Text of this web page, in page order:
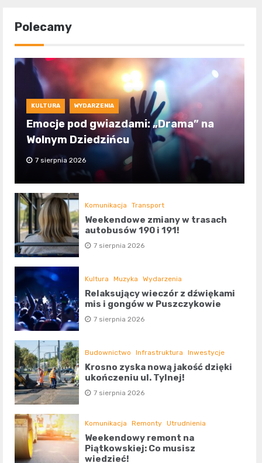
Polecamy
KULTURA WYDARZENIA
Emocje pod gwiazdami: „Drama” na
Wolnym Dziedzińcu
7 sierpnia 2026
Komunikacja Transport
Weekendowe zmiany w trasach
autobusów 190 i 191!
7 sierpnia 2026
Kultura Muzyka Wydarzenia
Relaksujący wieczór z dźwiękami
mis i gongów w Puszczykowie
7 sierpnia 2026
Budownictwo Infrastruktura Inwestycje
Krosno zyska nową jakość dzięki
ukończeniu ul. Tylnej!
7 sierpnia 2026
Komunikacja Remonty Utrudnienia
Weekendowy remont na
Piątkowskiej: Co musisz
wiedzieć!